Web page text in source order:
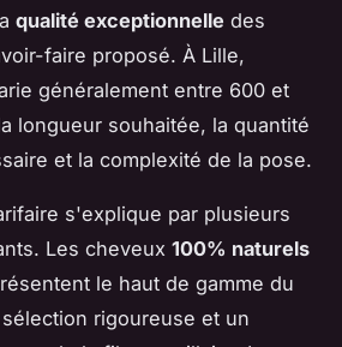
qualité exceptionnelle des
faire proposé. À Lille,
généralement entre 600 et
longueur souhaitée, la quantité
et la complexité de la pose.
s'explique par plusieurs
Les cheveux 100% naturels
le haut de gamme du
rigoureuse et un